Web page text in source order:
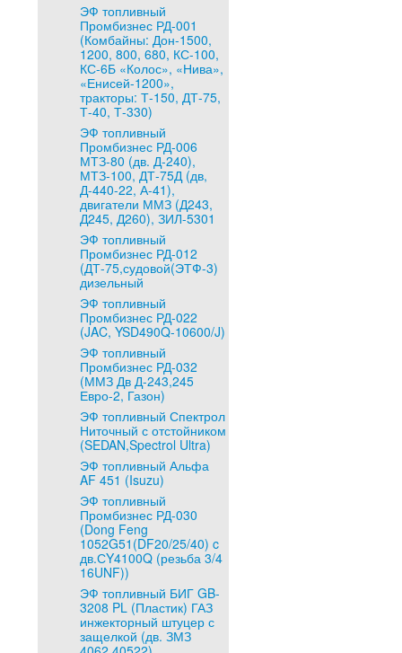
ЭФ топливный
Промбизнес РД-001
(Комбайны: Дон-1500,
1200, 800, 680, КС-100,
КС-6Б «Колос», «Нива»,
«Енисей-1200»,
тракторы: Т-150, ДТ-75,
Т-40, Т-330)
ЭФ топливный
Промбизнес РД-006
МТЗ-80 (дв. Д-240),
МТЗ-100, ДТ-75Д (дв,
Д-440-22, А-41),
двигатели ММЗ (Д243,
Д245, Д260), ЗИЛ-5301
ЭФ топливный
Промбизнес РД-012
(ДТ-75,судовой(ЭТФ-3)
дизельный
ЭФ топливный
Промбизнес РД-022
(JAC, YSD490Q-10600/J)
ЭФ топливный
Промбизнес РД-032
(ММЗ Дв Д-243,245
Евро-2, Газон)
ЭФ топливный Спектрол
Ниточный с отстойником
(SEDAN,Spectrol Ultra)
ЭФ топливный Альфа
AF 451 (Isuzu)
ЭФ топливный
Промбизнес РД-030
(Dong Feng
1052G51(DF20/25/40) c
дв.СY4100Q (резьба 3/4
16UNF))
ЭФ топливный БИГ GB-
3208 PL (Пластик) ГАЗ
инжекторный штуцер с
защелкой (дв. ЗМЗ